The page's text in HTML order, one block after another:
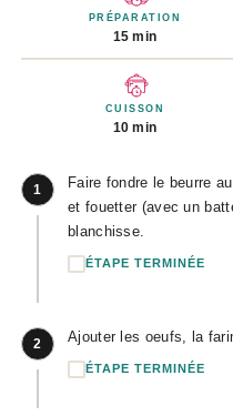
PRÉPARATION
15 min
CUISSON
10 min
1
Faire fondre le beurre
et fouetter (avec un
blanchisse.
ÉTAPE TERMINÉE
2 Ajouter les oeufs, la
ÉTAPE TERMINÉE